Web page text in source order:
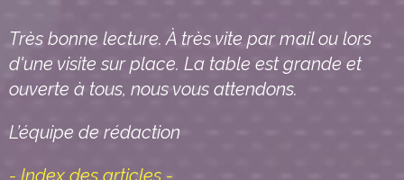
Très bonne lecture. À très vite par mail ou lors
d'une visite sur place. La table est grande et
ouverte à tous, nous vous attendons.
L’équipe de rédaction
- Index des articles -